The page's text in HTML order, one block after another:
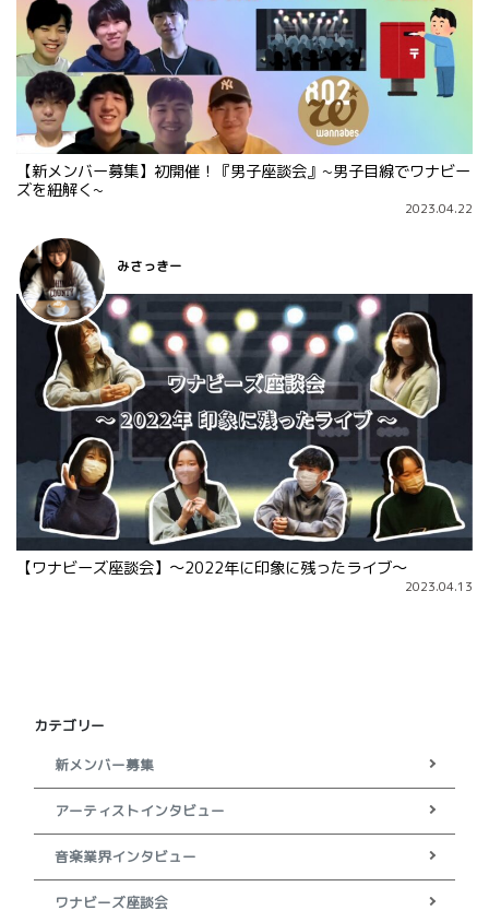
【新メンバー募集】初開催！『男子座談会』~男子目線でワナビー
ズを紐解く~
2023.04.22
【ワナビーズ座談会】～2022年に印象に残ったライブ～
2023.04.13
みさっきー
カテゴリー
新メンバー募集
アーティストインタビュー
音楽業界インタビュー
ワナビーズ座談会